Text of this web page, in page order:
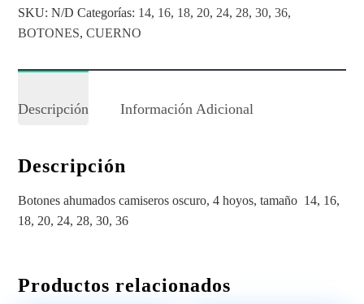
SKU:N/D Categorías: 14, 16, 18, 20, 24, 28,30,36,
BOTONES,CUERNO
Descripción Información Adicional
Descripción
Botones ahumados camiseros oscuro, 4 hoyos, tamaño 14, 16,
18, 20, 24, 28, 30, 36
Productos relacionados